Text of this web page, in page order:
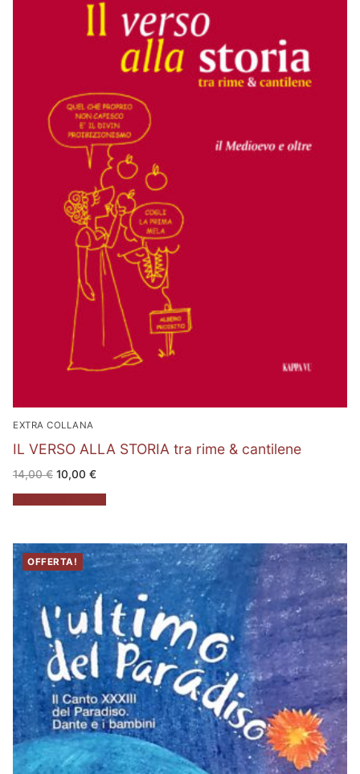
EXTRA COLLANA
IL VERSO ALLA STORIA tra rime & cantilene
14,00€ Il
prezzo
originale
era:
10,00 €Il
attuale
è:
OFFERTA!